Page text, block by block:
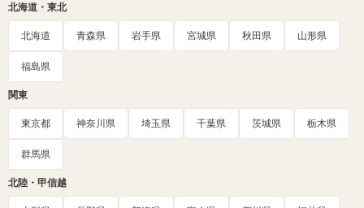
北海道・東北
北海道 青森県 岩手県 宮城県 秋田県 山形県
福島県
関東
東京都 神奈川県 埼玉県 千葉県 茨城県 栃木県
群馬県
北陸・甲信越